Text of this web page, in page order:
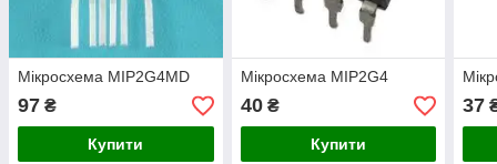
Мікросхема MIP2G4MD
97 ₴
Купити
Мікросхема MIP2G4
40₴
Купити
37